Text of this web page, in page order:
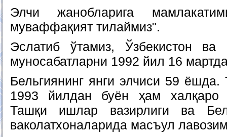
Элчи жанобларига
муваффақият тилаймиз".
Эслатиб ўтамиз, Ўзбекистон ва
муносабатларни 1992 йил 16
Бельгиянинг янги элчиси 59
1993 йилдан буён ҳам халқаро
Ташқи ишлар вазирлиги ва
ваколатхоналарида масъул